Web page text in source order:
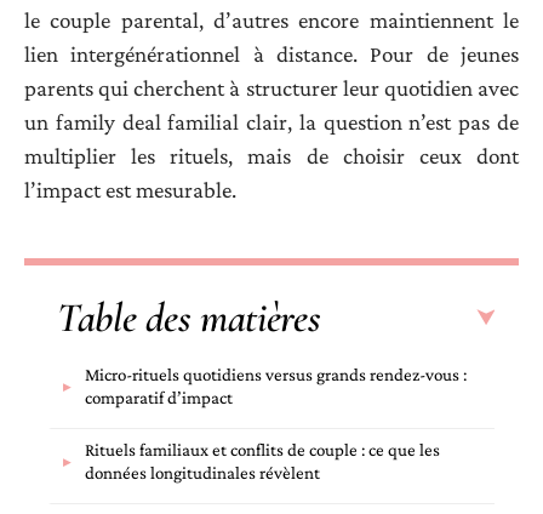
le couple parental, d’autres encore maintiennent le
lien intergénérationnel à distance. Pour de jeunes
parents qui cherchent à structurer leur quotidien avec
un family deal familial clair, la question n’est pas de
multiplier les rituels, mais de choisir ceux dont
l’impact est mesurable.
Table des matières
Micro-rituels quotidiens versus grands rendez-vous :
comparatif d’impact
Rituels familiaux et conflits de couple : ce que les
données longitudinales révèlent